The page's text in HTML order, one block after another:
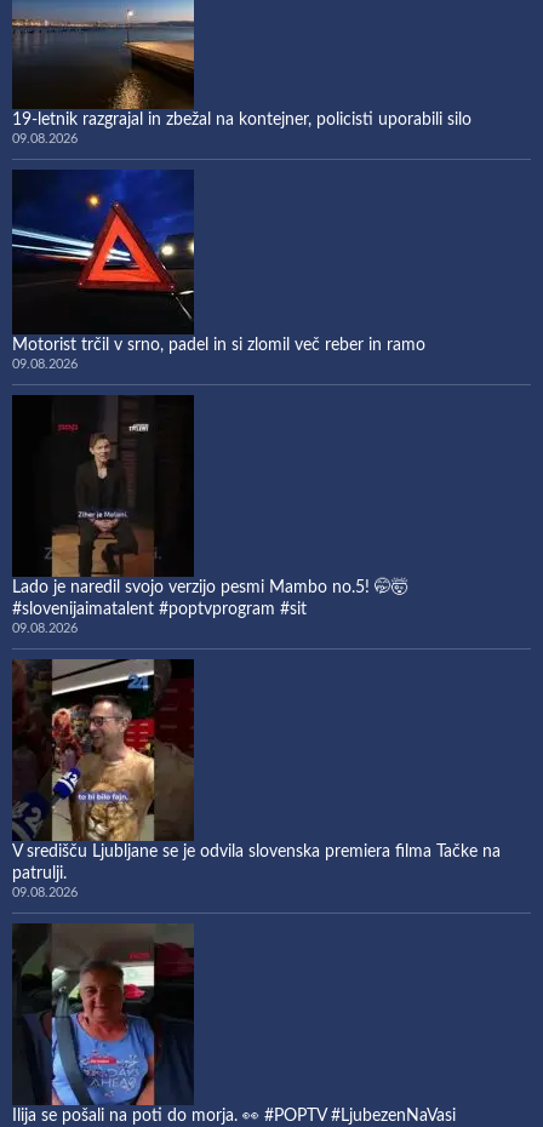
19-letnik razgrajal in zbežal na kontejner, policisti uporabili silo
09.08.2026
Motorist trčil v srno, padel in si zlomil več reber in ramo
09.08.2026
Lado je naredil svojo verzijo pesmi Mambo no.5! 🤭🤯
#slovenijaimatalent #poptvprogram #sit
09.08.2026
V središču Ljubljane se je odvila slovenska premiera filma Tačke na
patrulji.
09.08.2026
Ilija se pošali na poti do morja. 👀 #POPTV #LjubezenNaVasi